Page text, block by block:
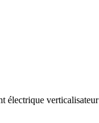
électrique verticalisateur